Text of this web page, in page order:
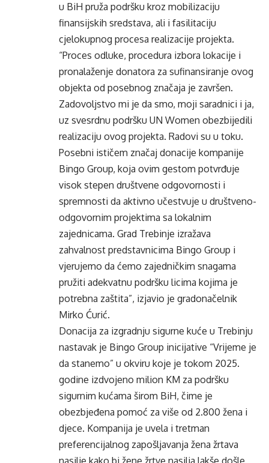
u BiH pruža podršku kroz mobilizaciju
finansijskih sredstava, ali i fasilitaciju
cjelokupnog procesa realizacije projekta.
“Proces odluke, procedura izbora lokacije i
pronalaženje donatora za sufinansiranje ovog
objekta od posebnog značaja je završen.
Zadovoljstvo mi je da smo, moji saradnici i ja,
uz svesrdnu podršku UN Women obezbijedili
realizaciju ovog projekta. Radovi su u toku.
Posebni ističem značaj donacije kompanije
Bingo Group, koja ovim gestom potvrđuje
visok stepen društvene odgovornosti i
spremnosti da aktivno učestvuje u društveno-
odgovornim projektima sa lokalnim
zajednicama. Grad Trebinje izražava
zahvalnost predstavnicima Bingo Group i
vjerujemo da ćemo zajedničkim snagama
pružiti adekvatnu podršku licima kojima je
potrebna zaštita”, izjavio je gradonačelnik
Mirko Ćurić.
Donacija za izgradnju sigurne kuće u Trebinju
nastavak je Bingo Group inicijative “Vrijeme je
da stanemo” u okviru koje je tokom 2025.
godine izdvojeno milion KM za podršku
sigurnim kućama širom BiH, čime je
obezbjeđena pomoć za više od 2.800 žena i
djece. Kompanija je uvela i tretman
preferencijalnog zapošljavanja žena žrtava
nasilje kako bi žene žrtve nasilja lakše došle